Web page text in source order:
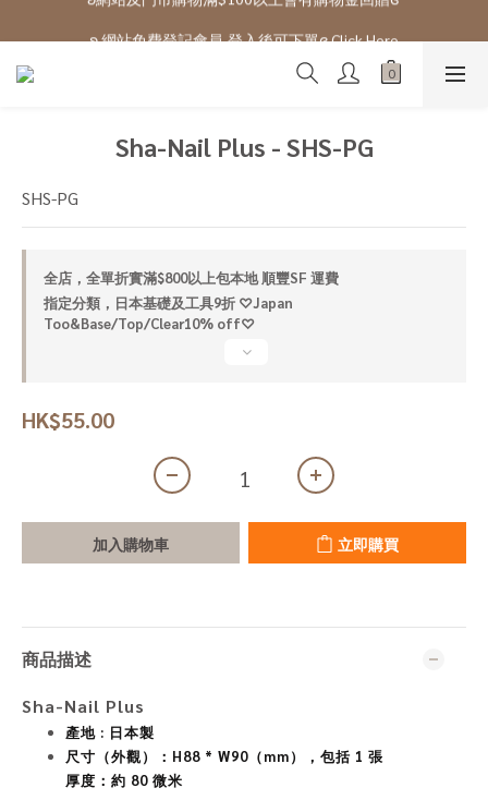
ʚ 網站免費登記會員,登入後可下單ɞ Click Here
Sha-Nail Plus - SHS-PG
SHS-PG
全店，全單折實滿$800以上包本地 順豐SF 運費
指定分類，日本基礎及工具9折 ♡Japan
Too&Base/Top/Clear10% off♡
HK$55.00
加入購物車 立即購買
商品描述
Sha-Nail Plus
產地 : 日本製
尺寸（外觀）：H88 * W90（mm），包括 1 張
厚度：約 80 微米